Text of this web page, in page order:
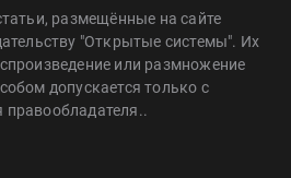
размещённые на сайте
"Открытые системы". Их
или размножение
допускается только с
правообладателя..